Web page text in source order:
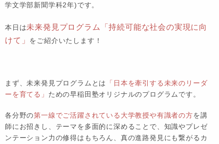
学文学部新聞学科2年)です。
本日は未来発見プログラム「持続可能な社会の実現に向
けて」 をご紹介いたします！
まず、未来発見プログラムとは
「日本を牽引する未来のリーダ
ーを育てる」 ための早稲田塾オリジナルのプログラムです。
各分野の第一線でご活躍されている大学教授や有識者の方を講
師にお招きし、テーマを多面的に深めることで、知識やプレゼ
ンテーション力の修得はもちろん、真の進路発見にも繋がるカ